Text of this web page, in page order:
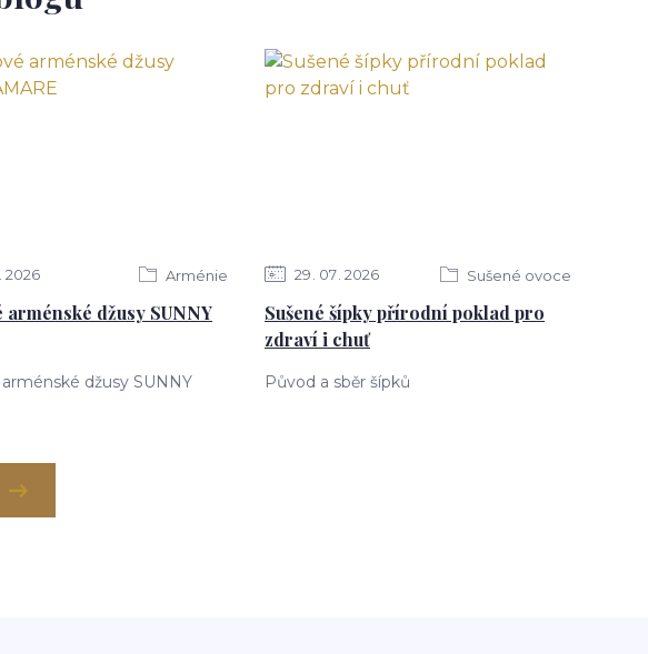
2026 Arménie
arménské džusy SUNNY
džusy SUNNY
29 07 2026 Sušené ovoce
Sušené šípky přírodní poklad pro
zdraví i chuť
Původ a sběr šípků